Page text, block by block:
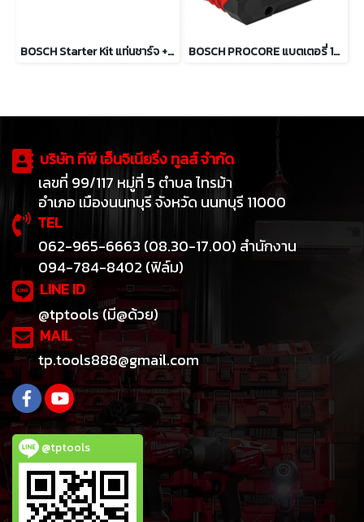
BOSCH Starter Kit แท่นชาร์จ + แบตเตอรี่ 4 Ah 2 ก้อน BOSCH PROCORE แบตเตอรี่ 18 โวลต์ 12 แอมป์อาว
บริษัท ทีพี เอ็นจิเนียริ่ง ทูลส์ จำกัด
เลขที่ 99/117 หมู่ที่ 5 ตำบล ไทรม้า
อำเภอ เมืองนนทบุรี จังหวัด นนทบุรี 11000
TEL
062-965-6663 (08.30-17.00) สำนักงาน
094-784-8402 (ฟิล์ม)
LINE ID
@tptools (มี@ด้วย)
MAIL
tp.tools888@gmail.com
@tptools